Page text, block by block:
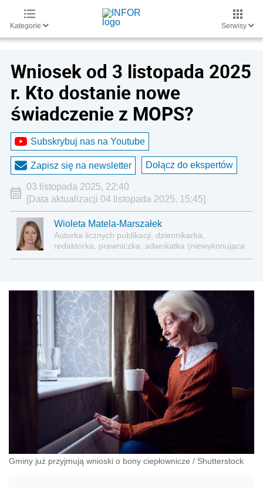
Kategorie Serwisy
Wniosek od 3 listopada 2025
r. Kto dostanie nowe
świadczenie z MOPS?
Subskrybuj nas na Youtube
Zapisz się na newsletter Dołącz do ekspertów
03 listopada 2025, 22:40
[Data aktualizacji 04 listopada 2025, 15:45]
Wioleta Matela-Marszałek
Autorka licznych publikacji, dziennikarka,
redaktorka, prawniczka, adwokatka (niewykonująca
Gminy już przyjmują wnioski o bony ciepłownicze / Shutterstock